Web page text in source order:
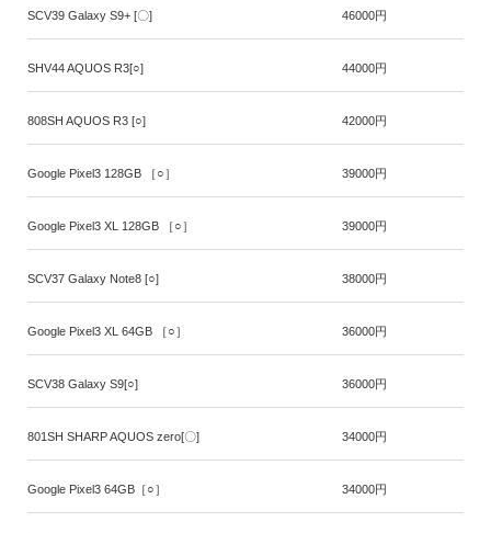
SCV39 Galaxy S9+ [〇] 46000円
SHV44 AQUOS R3[○] 44000円
808SH AQUOS R3 [○] 42000円
Google Pixel3 128GB ［○］ 39000円
Google Pixel3 XL 128GB ［○］ 39000円
SCV37 Galaxy Note8 [○] 38000円
Google Pixel3 XL 64GB ［○］ 36000円
SCV38 Galaxy S9[○] 36000円
801SH SHARP AQUOS zero[〇] 34000円
Google Pixel3 64GB［○］ 34000円